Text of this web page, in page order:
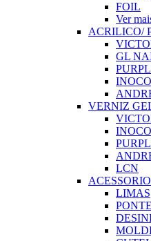
FOIL
Ver
ACRILICO/
GL
VERNIZ
LCN
LIMAS